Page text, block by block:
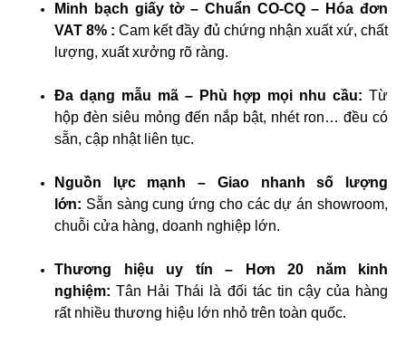
Minh bạch giấy tờ – Chuẩn CO-CQ – Hóa đơn
VAT 8% :Cam kết đầy đủ chứng nhận xuất xứ, chất
lượng, xuất xưởng rõ ràng.
Đa dạng mẫu mã – Phù hợp mọi nhu cầu: Từ
hộp đèn siêu mỏng đến nắp bật, nhét ron… đều có
sẵn, cập nhật liên tục.
Nguồn lực mạnh – Giao nhanh số lượng
lớn: Sẵn sàng cung ứng cho các dự án showroom,
chuỗi cửa hàng, doanh nghiệp lớn.
Thương hiệu uy tín – Hơn 20 năm kinh
nghiệm:Tân Hải Thái là đối tác tin cậy của hàng
rất nhiều thương hiệu lớn nhỏ trên toàn quốc.